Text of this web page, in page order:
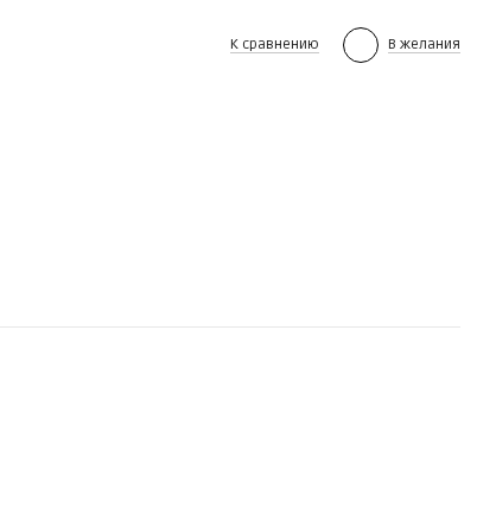
К сравнению В желания